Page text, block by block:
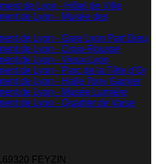
de Lyon - Hôtel de Ville
de Lyon - Musée des
de Lyon - Gare Lyon Part Dieu
de Lyon - Croix-Rousse
de Lyon - Vieux Lyon
de Lyon - Parc de la Tête d'Or
de Lyon - Halle Tony Garnier
de Lyon - Musée Lumière
de Lyon - Quartier de Vaise
FEYZIN